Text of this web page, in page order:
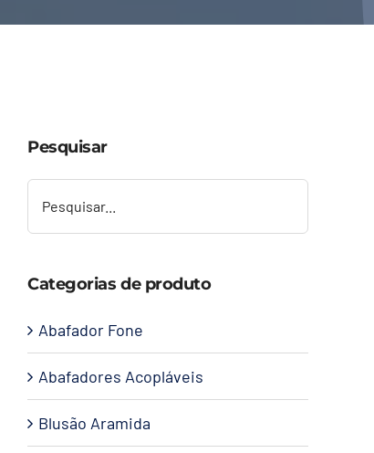
Pesquisar
Categorias de produto
Abafador Fone
Abafadores Acopláveis
Blusão Aramida